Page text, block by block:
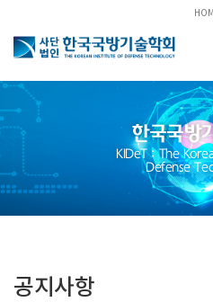
한국국방
KIDeT : The
Defense
공지사항